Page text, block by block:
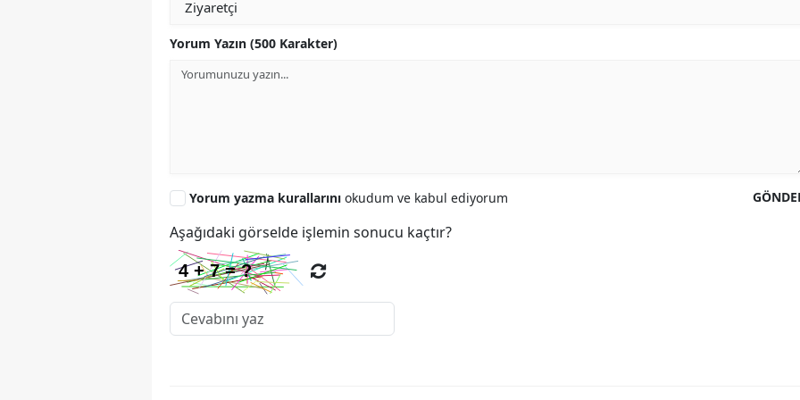
Yorum Yazın (500 Karakter)
Yorum yazma kurallarını okudum ve kabul ediyorum
Aşağıdaki görselde işlemin sonucu kaçtır?